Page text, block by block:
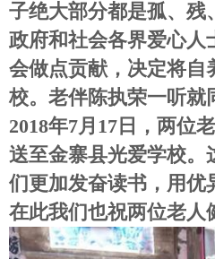
子绝大部分都是孤、 残、
政府和社会各界爱心人
会做点贡献，决定将自
校。老伴陈执荣一听就
2018年7月17日
， 两位
送至金寨县光爱学校。
们更加发奋读书 ， 用优
在此我们也祝两位老人